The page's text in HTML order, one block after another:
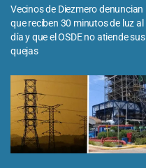
Vecinos de Diezmero denuncian
que reciben 30 minutos de luz al
día y que el OSDE no atiende sus
quejas